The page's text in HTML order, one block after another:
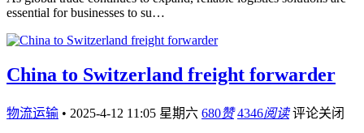
essential for businesses to su…
China to Switzerland freight forwarder
物流运输 • 2025-4-12 11:05 星期六 680赞 4346阅读 评论关闭